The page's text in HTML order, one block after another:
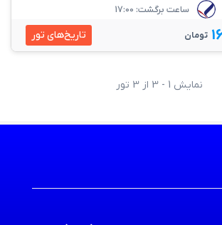
ساعت برگشت: 17:00
تومان تاریخ‌های تور
نمایش 1 - 3 از 3 تور